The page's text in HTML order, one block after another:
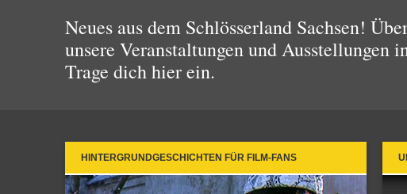
Neues aus dem Schlösserland Sachsen!
unsere Veranstaltungen und Ausstellungen
Trage dich hier ein.
HINTERGRUNDGESCHICHTEN FÜR FILM-FANS